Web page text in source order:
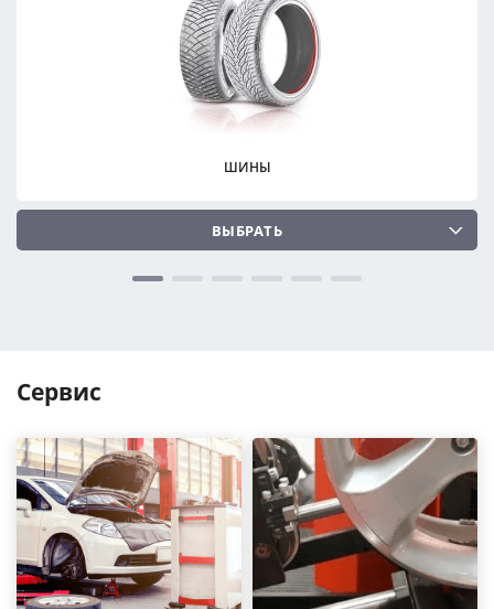
ПОДОБРАТЬ
Сбросить
ПОДОБРАТЬ
Сбросить
ШИНЫ
ВЫБРАТЬ
Сервис